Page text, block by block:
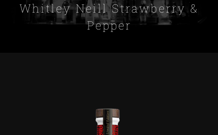
Whitley Neill Strawberry &
Pepper